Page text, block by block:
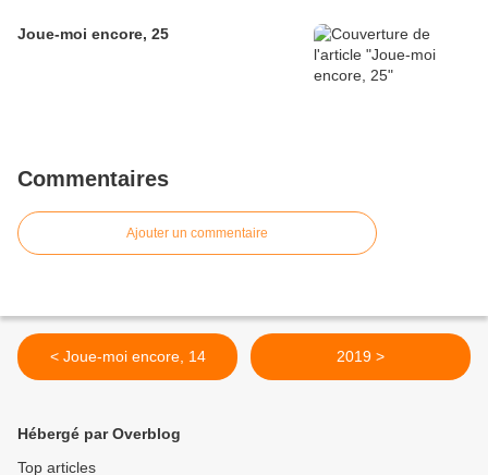
Joue-moi encore, 25
Commentaires
Ajouter un commentaire
< Joue-moi encore, 14 2019 >
Hébergé par Overblog
Top articles